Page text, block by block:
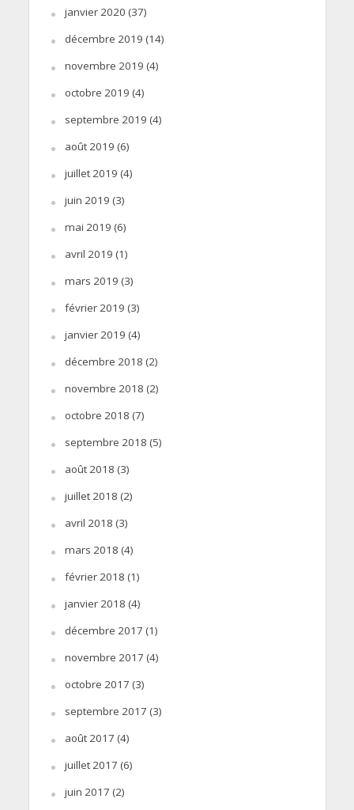
janvier 2020 (37)
décembre 2019 (14)
novembre 2019 (4)
octobre 2019 (4)
septembre 2019 (4)
août 2019 (6)
juillet 2019 (4)
juin 2019 (3)
mai 2019 (6)
avril 2019 (1)
mars 2019 (3)
février 2019 (3)
janvier 2019 (4)
décembre 2018 (2)
novembre 2018 (2)
octobre 2018 (7)
septembre 2018 (5)
août 2018 (3)
juillet 2018 (2)
avril 2018 (3)
mars 2018 (4)
février 2018 (1)
janvier 2018 (4)
décembre 2017 (1)
novembre 2017 (4)
octobre 2017 (3)
septembre 2017 (3)
août 2017 (4)
juillet 2017 (6)
juin 2017 (2)